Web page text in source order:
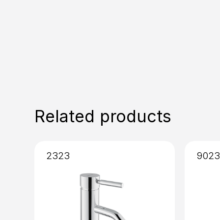
Related products
2323